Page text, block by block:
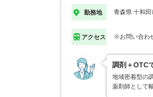
勤務地 青森県 十和田
アクセス ※お問い合わ
調剤＋OTC
地域密着型の
薬剤師として